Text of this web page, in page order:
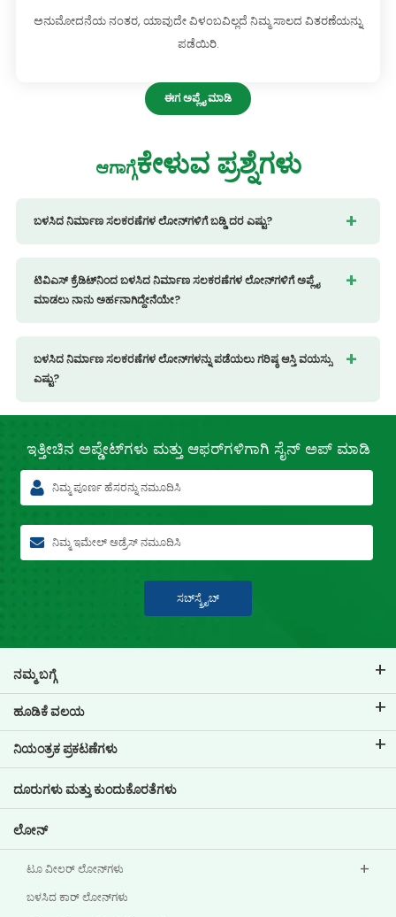
ಅನುಮೋದನೆಯ ನಂತರ, ಯಾವುದೇ ವಿಳಂಬವಿಲ್ಲದೆ ನಿಮ್ಮ ಸಾಲದ ವಿತರಣೆಯನ್ನು
ಪಡೆಯಿರಿ.
ಈಗ ಅಪ್ಲೈ ಮಾಡಿ
ಆಗಾಗ್ಗೆಕೇಳುವ ಪ್ರಶ್ನೆಗಳು
ಬಳಸಿದ ನಿರ್ಮಾಣ ಸಲಕರಣೆಗಳ ಲೋನ್‌ಗಳಿಗೆ ಬಡ್ಡಿ ದರ ಎಷ್ಟು?
ಟಿವಿಎಸ್ ಕ್ರೆಡಿಟ್‌ನಿಂದ ಬಳಸಿದ ನಿರ್ಮಾಣ ಸಲಕರಣೆಗಳ ಲೋನ್‌ಗಳಿಗೆ ಅಪ್ಲೈ
ಮಾಡಲು ನಾನು ಅರ್ಹನಾಗಿದ್ದೇನೆಯೇ?
ಬಳಸಿದ ನಿರ್ಮಾಣ ಸಲಕರಣೆಗಳ ಲೋನ್‌ಗಳನ್ನು ಪಡೆಯಲು ಗರಿಷ್ಠ ಆಸ್ತಿ ವಯಸ್ಸು
ಎಷ್ಟು?
ಇತ್ತೀಚಿನ ಅಪ್ಡೇಟ್‌ಗಳು ಮತ್ತು ಆಫರ್‌ಗಳಿಗಾಗಿ ಸೈನ್ ಅಪ್ ಮಾಡಿ
ಸಬ್‍ಸ್ಕ್ರೈಬ್
ನಮ್ಮ ಬಗ್ಗೆ
ಟಿವಿಎಸ್ ಕ್ರೆಡಿಟ್ ಬಗ್ಗೆ
ನಮ್ಮ ಬ್ರ್ಯಾಂಡ್ ಬಗ್ಗೆ ತಿಳಿಯಿರಿ
ಪ್ರಮುಖ ಪ್ರೊಫೈಲ್‌ಗಳು
ಹೂಡಿಕೆ ವಲಯ
ಕಾರ್ಪೋರೇಟ್ ಆಡಳಿತ
ಹೂಡಿಕೆದಾರರ ಮಾಹಿತಿ
ನಿಯಂತ್ರಕ ಪ್ರಕಟಣೆಗಳು
ಪಾಲಿಸಿಗಳು
ಇತರ ಪ್ರಕಟಣೆಗಳು
ದೂರುಗಳು ಮತ್ತು ಕುಂದುಕೊರತೆಗಳು
ಲೋನ್‌
ಟೂ ವೀಲರ್ ಲೋನ್‌ಗಳು
ಬಳಸಿದ ಕಾರ್ ಲೋನ್‌ಗಳು